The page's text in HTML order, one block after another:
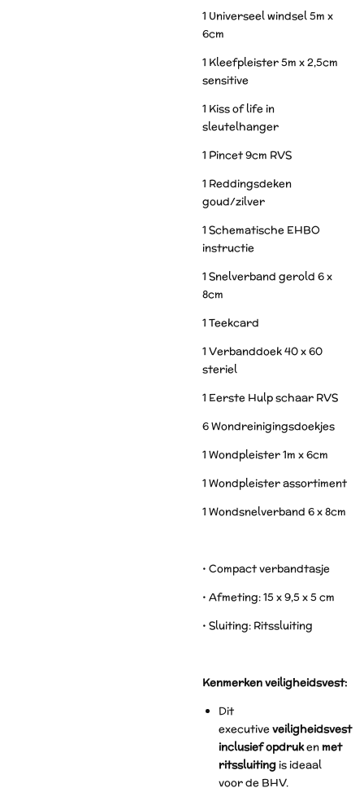
1 Universeel windsel 5m x
6cm
1 Kleefpleister 5m x 2,5cm
sensitive
1 Kiss of life in
sleutelhanger
1 Pincet 9cm RVS
1 Reddingsdeken
goud/zilver
1 Schematische EHBO
instructie
1 Snelverband gerold 6 x
8cm
1 Teekcard
1 Verbanddoek 40 x 60
steriel
1 Eerste Hulp schaar RVS
6 Wondreinigingsdoekjes
1 Wondpleister 1m x 6cm
1 Wondpleister assortiment
1 Wondsnelverband 6 x 8cm
• Compact verbandtasje
• Afmeting: 15 x 9,5 x 5 cm
• Sluiting: Ritssluiting
Kenmerken veiligheidsvest:
Dit
executiveveiligheidsvest
inclusief opdrukenmet
ritssluitingis ideaal
voor de BHV.